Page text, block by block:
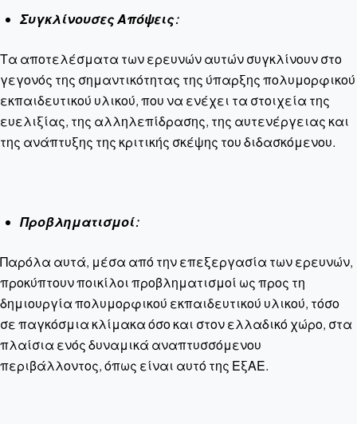
Συγκλίνουσες Απόψεις:
Τα αποτελέσματα των ερευνών αυτών συγκλίνουν στο
γεγονός της σημαντικότητας της ύπαρξης πολυμορφικού
εκπαιδευτικού υλικού, που να ενέχει τα στοιχεία της
ευελιξίας, της αλληλεπίδρασης, της αυτενέργειας και
της ανάπτυξης της κριτικής σκέψης του διδασκόμενου.
Προβληματισμοί:
Παρόλα αυτά, μέσα από την επεξεργασία των ερευνών,
προκύπτουν ποικίλοι προβληματισμοί ως προς τη
δημιουργία πολυμορφικού εκπαιδευτικού υλικού, τόσο
σε παγκόσμια κλίμακα όσο και στον ελλαδικό χώρο, στα
πλαίσια ενός δυναμικά αναπτυσσόμενου
περιβάλλοντος, όπως είναι αυτό της ΕξΑΕ.